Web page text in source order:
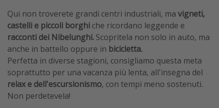
Qui non troverete grandi centri industriali, ma vigneti,
castelli e piccoli borghi che ricordano leggende e
racconti dei Nibelunghi. Scopritela non solo in auto, ma
anche in battello oppure in bicicletta.
Perfetta in diverse stagioni, consigliamo questa meta
soprattutto per una vacanza più lenta, all'insegna del
relax e dell'escursionismo, con tempi meno sostenuti.
Non perdetevela!